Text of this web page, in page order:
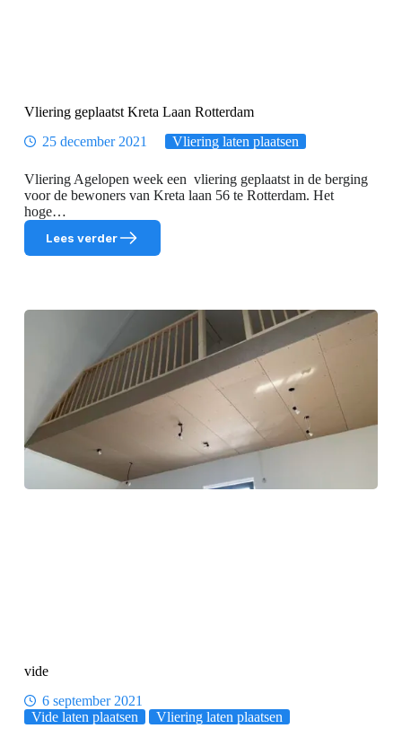
Vliering geplaatst Kreta Laan Rotterdam
25 december 2021
Vliering laten plaatsen
Vliering Agelopen week een vliering geplaatst in de berging
voor de bewoners van Kreta laan 56 te Rotterdam. Het
hoge…
Lees verder
Vliering
vide
6 september 2021
Vide laten plaatsen
Vliering laten plaatsen